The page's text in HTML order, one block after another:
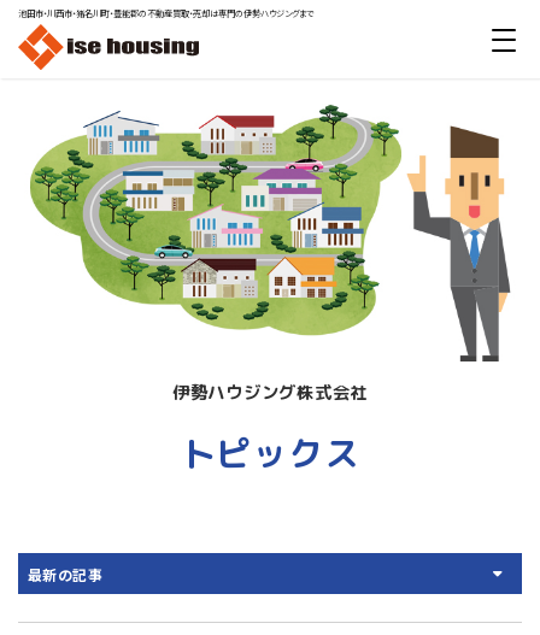
池田市・川西市・猪名川町・豊能郡の不動産買取・売却は専門の伊勢ハウジングまで
伊勢ハウジング株式会社
トピックス
最新の記事